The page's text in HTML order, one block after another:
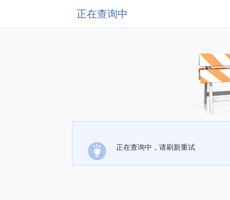
正在查询中
正在查询中，请刷新重试